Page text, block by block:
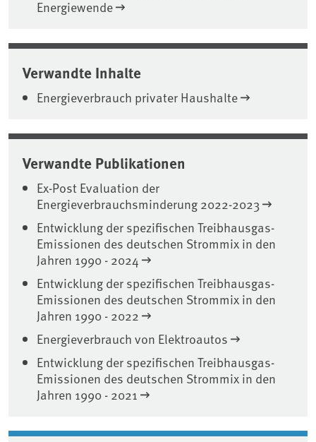
Energiewende
Verwandte Inhalte
Energieverbrauch privater Haushalte
Verwandte Publikationen
Ex-Post Evaluation der
Energieverbrauchsminderung 2022-2023
Entwicklung der spezifischen Treibhausgas-
Emissionen des deutschen Strommix in den
Jahren 1990 - 2024
Entwicklung der spezifischen Treibhausgas-
Emissionen des deutschen Strommix in den
Jahren 1990 - 2022
Energieverbrauch von Elektroautos
Entwicklung der spezifischen Treibhausgas-
Emissionen des deutschen Strommix in den
Jahren 1990 - 2021